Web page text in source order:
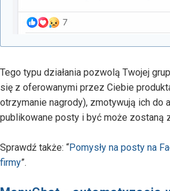
Tego typu działania pozwolą Twojej
się z oferowanymi przez Ciebie
otrzymanie nagrody), zmotywują ich do
publikowane posty i być może zostaną
Sprawdź także: “Pomysły na posty na
firmy”.